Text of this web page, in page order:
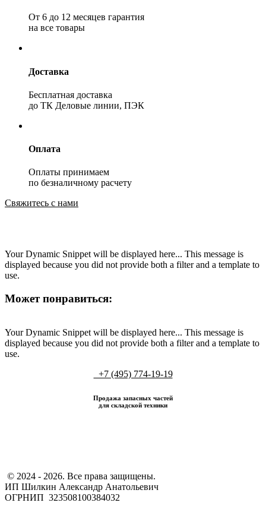
От 6 до 12 месяцев гарантия
на все товары
Доставка
Бесплатная доставка
до ТК Деловые линии, ПЭК
Оплата
Оплаты принимаем
по безналичному расчету
Свяжитесь с нами
Your Dynamic Snippet will be displayed here... This message is
displayed because you did not provide both a filter and a template to
use.
Может понравиться:
Your Dynamic Snippet will be displayed here... This message is
displayed because you did not provide both a filter and a template to
use.
+7 (495) 774-19-19
Продажа запасных частей
для складской техники
​ © 2024 - 2026. Все права защищены.
ИП Шилкин Александр Анатольевич
ОГРНИП 323508100384032